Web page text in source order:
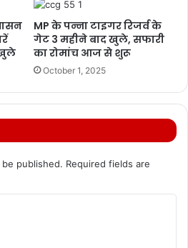
खुले
MP के पन्ना टाइगर रिजर्व के
गेट 3 महीने बाद खुले, सफारी
का रोमांच आज से शुरू
October 1, 2025
published. Required fields are